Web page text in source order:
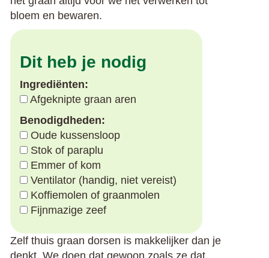
bloem en bewaren.
Dit heb je nodig
Ingrediënten:
Afgeknipte graan aren
Benodigdheden:
Oude kussensloop
Stok of paraplu
Emmer of kom
Ventilator (handig, niet vereist)
Koffiemolen of graanmolen
Fijnmazige zeef
Zelf thuis graan dorsen is makkelijker dan je